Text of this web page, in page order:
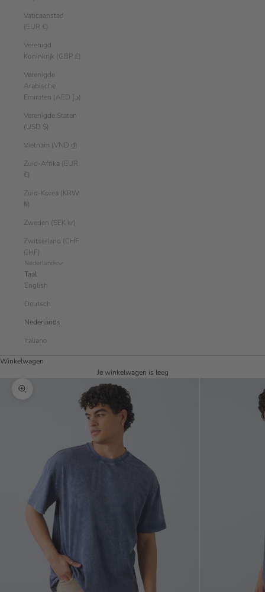
Vaticaanstad
(EUR €)
Verenigd
Koninkrijk (GBP £)
Verenigde
Arabische
Emiraten (AED د.إ)
Verenigde Staten
(USD $)
Vietnam (VND ₫)
Zuid-Afrika (EUR
€)
Zuid-Korea (KRW
₩)
Zweden (SEK kr)
Zwitserland (CHF
CHF)
Nederlands
Taal
English
Deutsch
Nederlands
Italiano
Winkelwagen
Je winkelwagen is leeg
In-/uitzoomen